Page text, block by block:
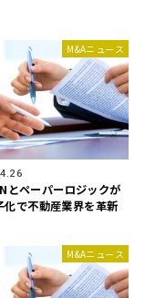
M&Aニュース
とペーパーロジックが
化で不動産業界を革新
M&Aニュース